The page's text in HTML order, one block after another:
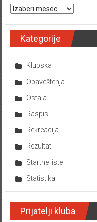
Arhiva tekstova
Kategorije
Klupska
Obaveštenja
Ostala
Raspisi
Rekreacija
Rezultati
Startne liste
Statistika
Prijatelji kluba